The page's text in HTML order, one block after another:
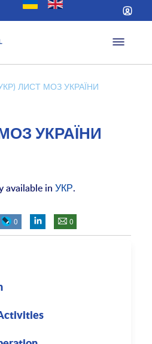
ЛИСТ МОЗ УКРАЇНИ
УКРАЇНИ
available inУКР.
0 0